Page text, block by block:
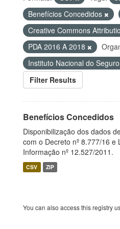
Benefícios Concedidos
Creative Commons
PDA 2016 A 2018
Instituto Nacional do
Filter Results
Benefícios Concedidos
Disponibilização dos dados
com o Decreto nº 8.777/16 e
Informação nº 12.527/2011.
CSV ZIP
You can also access this registry